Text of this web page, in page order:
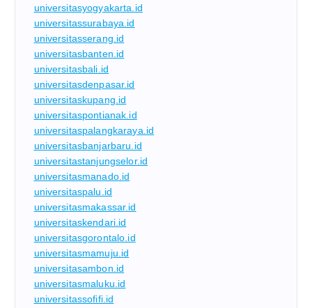
universitasyogyakarta.id
universitassurabaya.id
universitasserang.id
universitasbanten.id
universitasbali.id
universitasdenpasar.id
universitaskupang.id
universitaspontianak.id
universitaspalangkaraya.id
universitasbanjarbaru.id
universitastanjungselor.id
universitasmanado.id
universitaspalu.id
universitasmakassar.id
universitaskendari.id
universitasgorontalo.id
universitasmamuju.id
universitasambon.id
universitasmaluku.id
universitassofifi.id